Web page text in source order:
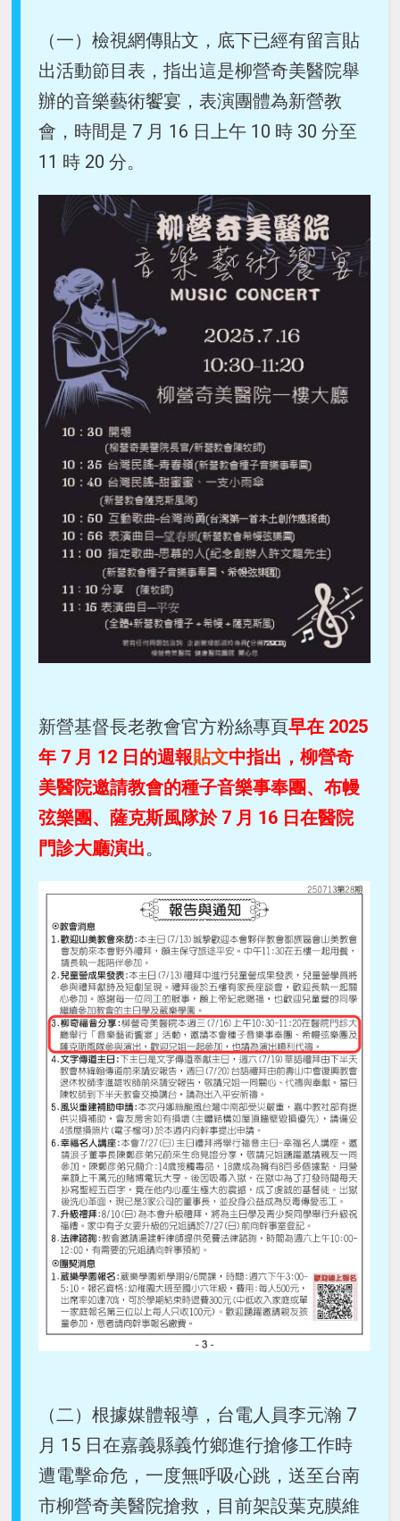
（一）檢視網傳貼文，底下已經有留言貼
出活動節目表，指出這是柳營奇美醫院舉
辦的音樂藝術饗宴，表演團體為新營教
會，時間是 7 月 16 日上午 10 時 30 分至
11 時 20 分。
新營基督長老教會官方粉絲專頁早在 2025
年 7 月 12 日的週報貼文中指出，柳營奇
美醫院邀請教會的種子音樂事奉團、布幔
弦樂團、薩克斯風隊於 7 月 16 日在醫院
門診大廳演出。
（二）根據媒體報導，台電人員李元瀚 7
月 15 日在嘉義縣義竹鄉進行搶修工作時
遭電擊命危，一度無呼吸心跳，送至台南
市柳營奇美醫院搶救，目前架設葉克膜維